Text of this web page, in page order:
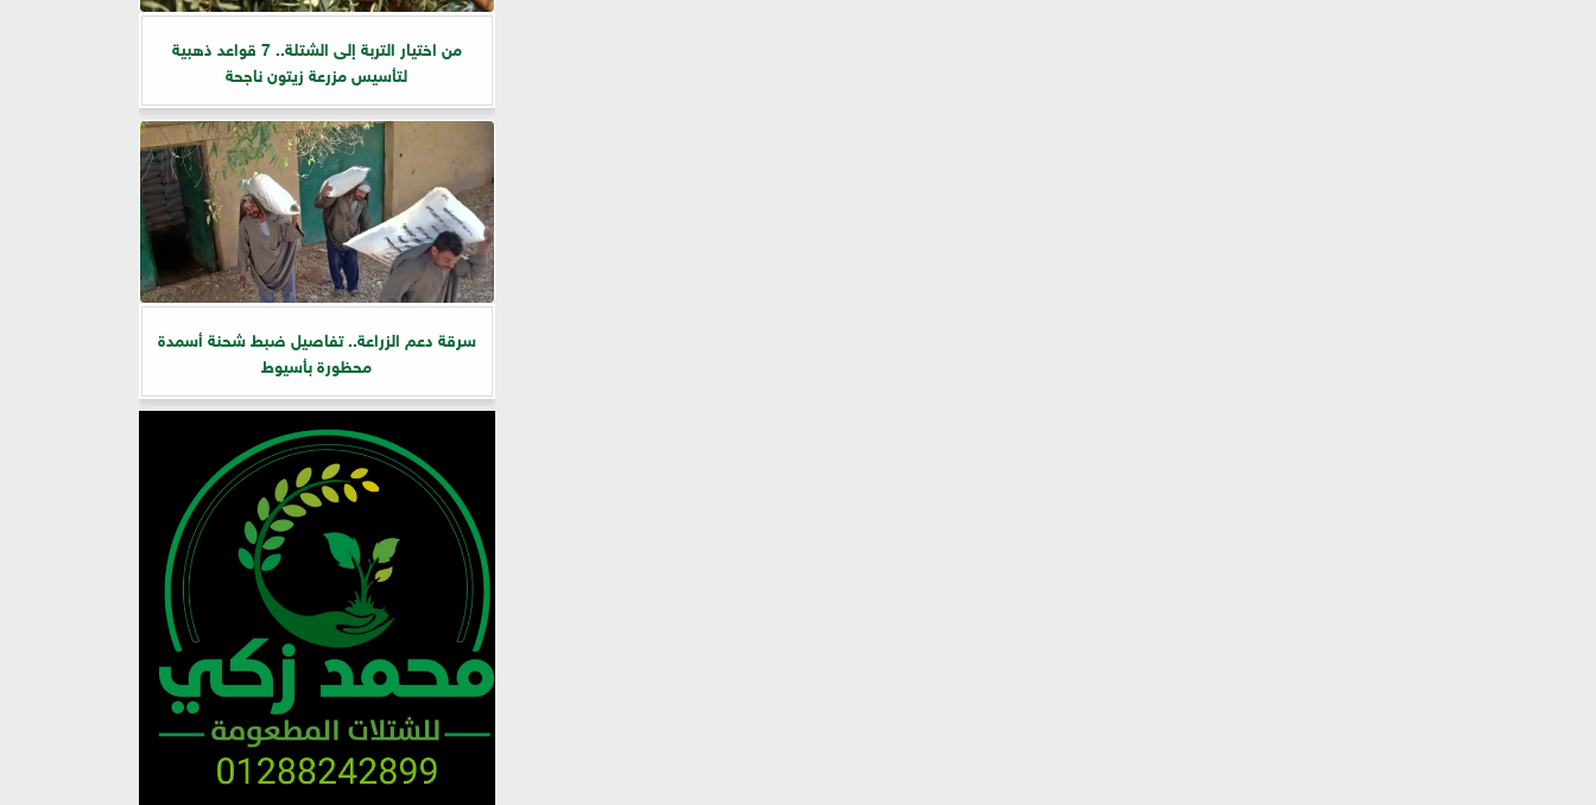
من اختيار التربة إلى الشتلة.. 7 قواعد ذهبية
لتأسيس مزرعة زيتون ناجحة
سرقة دعم الزراعة.. تفاصيل ضبط شحنة أسمدة
محظورة بأسيوط